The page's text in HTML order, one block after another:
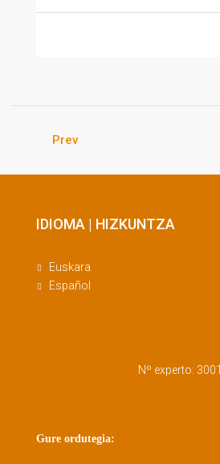
Prev
IDIOMA | HIZKUNTZA
Euskara
Español
Nº experto: 3001
Gure ordutegia: